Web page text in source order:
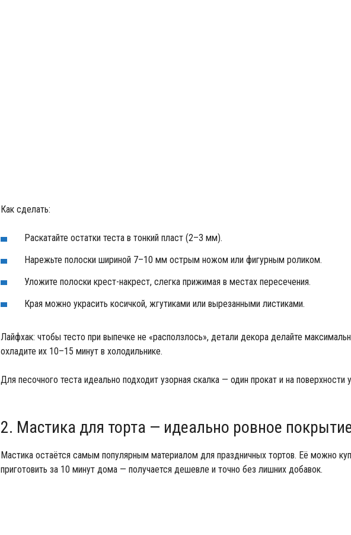
Как сделать:
Раскатайте остатки теста в тонкий пласт (2–3 мм).
Нарежьте полоски шириной 7–10 мм острым ножом или фигурным роликом.
Уложите полоски крест-накрест, слегка прижимая в местах пересечения.
Края можно украсить косичкой, жгутиками или вырезанными листиками.
Лайфхак: чтобы тесто при выпечке не «расползлось», детали декора делайте
охладите их 10–15 минут в холодильнике.
Для песочного теста идеально подходит узорная скалка — один прокат и на
2. Мастика для торта — идеально ровное
Мастика остаётся самым популярным материалом для праздничных тортов. Её можно
приготовить за 10 минут дома — получается дешевле и точно без лишних добавок.